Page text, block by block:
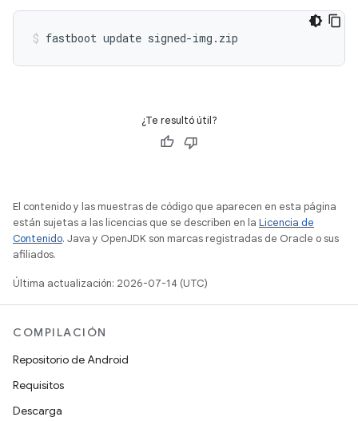
¿Te resultó útil?
El contenido y las muestras de código que aparecen en esta página
están sujetas a las licencias que se describen en la Licencia de
Contenido. Java y OpenJDK son marcas registradas de Oracle o sus
afiliados.
Última actualización: 2026-07-14 (UTC)
COMPILACIÓN
Repositorio de Android
Requisitos
Descarga